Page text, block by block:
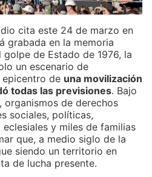
cita este 24 de marzo en
grabada en la memoria
de Estado de 1976, la
un escenario de
de una movilización
todas las previsiones. Bajo
organismos de derechos
sociales, políticas,
y miles de familias
que, a medio siglo de la
siendo un territorio en
de lucha presente.